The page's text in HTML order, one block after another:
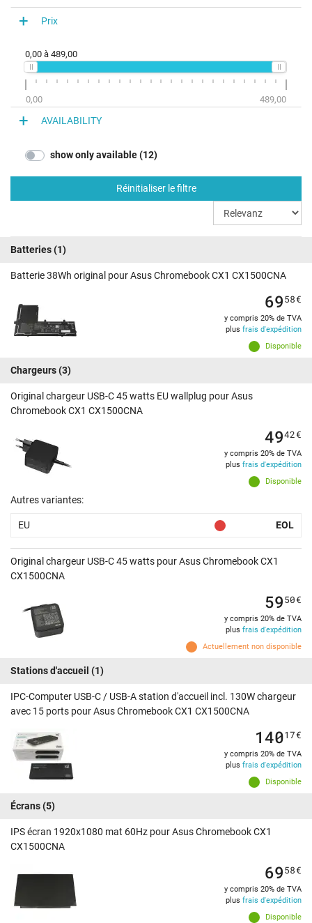
Prix
0,00 à 489,00
0,00 489,00
AVAILABILITY
show only available (12)
Réinitialiser le filtre
Batteries(1)
Batterie 38Wh original pour Asus Chromebook CX1 CX1500CNA
Disponible
6958€
y compris 20% de TVA
plus frais d'expédition
Chargeurs(3)
Original chargeur USB-C 45 watts EU wallplug pour Asus
Chromebook CX1 CX1500CNA
Disponible
4942€
y compris 20% de TVA
plus frais d'expédition
Autres variantes:
EU EOL
Original chargeur USB-C 45 watts pour Asus Chromebook CX1
CX1500CNA
Actuellement non disponible
5950€
y compris 20% de TVA
plus frais d'expédition
Stations d'accueil (1)
IPC-Computer USB-C / USB-A station d'accueil incl. 130W chargeur
avec 15 ports pour Asus Chromebook CX1 CX1500CNA
Disponible
14017€
y compris 20% de TVA
plus frais d'expédition
Écrans(5)
IPS écran 1920x1080 mat 60Hz pour Asus Chromebook CX1
CX1500CNA
Disponible
6958€
y compris 20% de TVA
plus frais d'expédition